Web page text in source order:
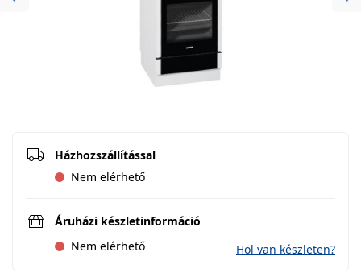
Previous
Házhozszállítással
Nem elérhető
Áruházi készletinformáció
Nem elérhető
Hol van készleten?